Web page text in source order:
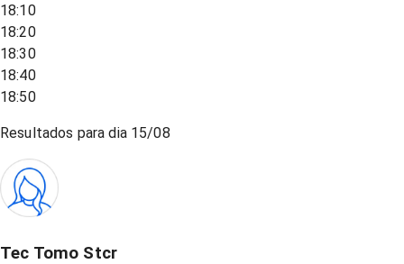
18:10
18:20
18:30
18:40
18:50
Resultados para dia 15/08
Tec Tomo Stcr